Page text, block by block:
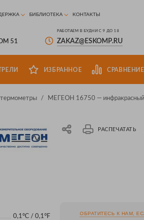
БИБЛИОТЕКА КОНТАКТЫ
51
РАБОТАЕМ В БУДНИ С 9 ДО 18
ZAKAZ@ESKOMP.RU
ИЗБРАННОЕ СРАВНЕНИЕ
термометры /
МЕГЕОН 16750 — инфракрасный
РАСПЕЧАТАТЬ
0,1°С / 0,1°F ОБРАТИТЕСЬ К НАМ,